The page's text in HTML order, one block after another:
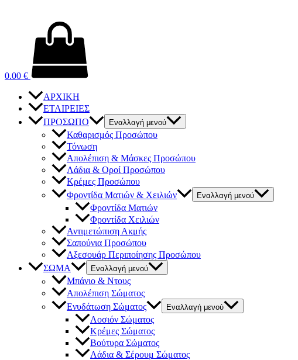
0.00 €
ΑΡΧΙΚΗ
ΕΤΑΙΡΕΙΕΣ
ΠΡΟΣΩΠΟ
Εναλλαγή μενού
Καθαρισμός Προσώπου
Τόνωση
Απολέπιση & Μάσκες Προσώπου
Λάδια & Οροί Προσώπου
Κρέμες Προσώπου
Φροντίδα Ματιών & Χειλιών
Εναλλαγή μενού
Φροντίδα Ματιών
Φροντίδα Χειλιών
Αντιμετώπιση Ακμής
Σαπούνια Προσώπου
Αξεσουάρ Περιποίησης Προσώπου
ΣΩΜΑ
Εναλλαγή μενού
Μπάνιο & Ντους
Απολέπιση Σώματος
Ενυδάτωση Σώματος
Εναλλαγή μενού
Λοσιόν Σώματος
Κρέμες Σώματος
Βούτυρα Σώματος
Λάδια & Σέρουμ Σώματος